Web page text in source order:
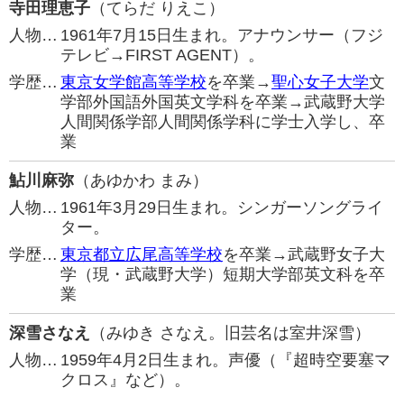
寺田理恵子 （てらだ りえこ）
人物… 1961年7月15日生まれ。アナウンサー（フジ
テレビ→FIRST AGENT）。
学歴… 東京女学館高等学校を卒業→聖心女子大学文
学部外国語外国英文学科を卒業→武蔵野大学
人間関係学部人間関係学科に学士入学し、卒
業
鮎川麻弥 （あゆかわ まみ）
人物… 1961年3月29日生まれ。シンガーソングライ
ター。
学歴… 東京都立広尾高等学校を卒業→武蔵野女子大
学（現・武蔵野大学）短期大学部英文科を卒
業
深雪さなえ
（みゆき さなえ。旧芸名は室井深雪）
人物… 1959年4月2日生まれ。声優（『超時空要塞マ
クロス』など）。